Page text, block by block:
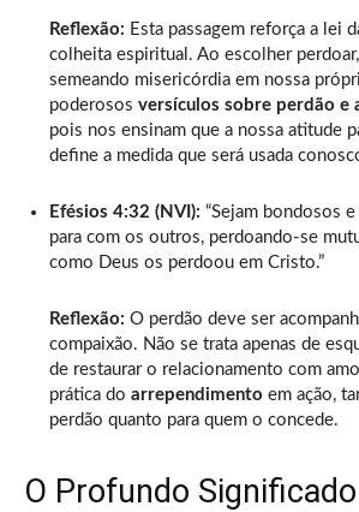
Reflexão: Esta passagem reforça a lei
colheita espiritual. Ao escolher
semeando misericórdia em nossa
poderosos versículos sobre perdão e
pois nos ensinam que a nossa atitude
define a medida que será usada
Efésios 4:32 (NVI): “Sejam bondosos
para com os outros, perdoando-se
como Deus os perdoou em Cristo.”
Reflexão: O perdão deve ser
compaixão. Não se trata apenas de
de restaurar o relacionamento com
prática do arrependimento em ação,
perdão quanto para quem o concede.
O Profundo